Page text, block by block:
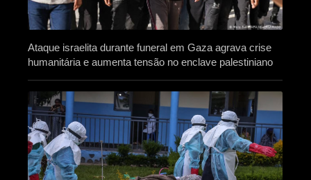
Ataque israelita durante funeral em Gaza agrava crise
humanitária e aumenta tensão no enclave palestiniano